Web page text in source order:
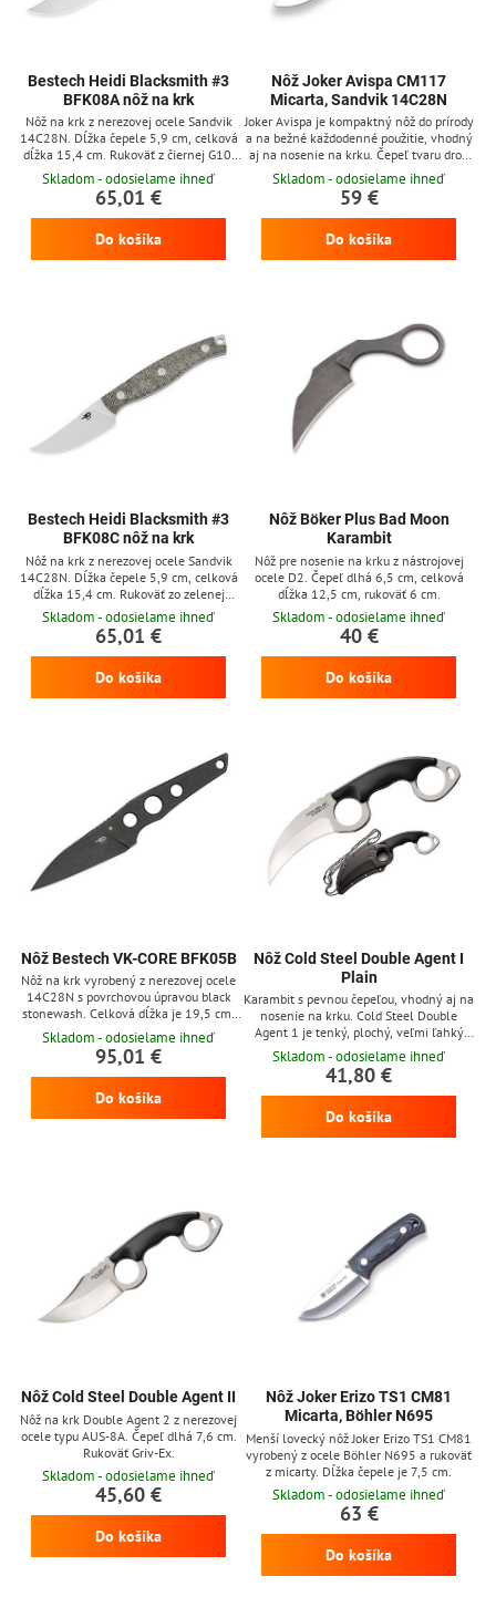
Bestech Heidi Blacksmith #3
BFK08A nôž na krk
Nôž na krk z nerezovej ocele Sandvik
14C28N. Dĺžka čepele 5,9 cm, celková
dĺžka 15,4 cm. Rukoväť z čiernej G10.
Kydexové puzdro.
Skladom - odosielame ihneď
65,01 €
Do košíka
Nôž Joker Avispa CM117
Micarta, Sandvik 14C28N
Joker Avispa je kompaktný nôž do prírody
a na bežné každodenné použitie, vhodný
aj na nosenie na krku. Čepeľ tvaru drop
point je vyrobená z nerezovej ocele
Sandvik 14C28N, dĺžky 8 cm a má
matnú povrchovú úpravu. Rukoväť z
čierno - žltej micarty je ergonomicky
tvarovaná a naozaj veľmi dobre padne do
Skladom - odosielame ihneď
59 €
Do košíka
Bestech Heidi Blacksmith #3
BFK08C nôž na krk
Nôž na krk z nerezovej ocele Sandvik
14C28N. Dĺžka čepele 5,9 cm, celková
dĺžka 15,4 cm. Rukoväť zo zelenej
canvas micarty. Kydexové puzdro.
Skladom - odosielame ihneď
65,01 €
Do košíka
Nôž Böker Plus Bad Moon
Karambit
Nôž pre nosenie na krku z nástrojovej
ocele D2. Čepeľ dlhá 6,5 cm, celková
dĺžka 12,5 cm, rukoväť 6 cm.
Skladom - odosielame ihneď
40 €
Do košíka
Nôž Bestech VK-CORE BFK05B
Nôž na krk vyrobený z nerezovej ocele
14C28N s povrchovou úpravou black
stonewash. Celková dĺžka je 19,5 cm,
dĺžka samotnej čepele 8,1 cm. Súčasťou
balenia je kydexové puzdro.
Skladom - odosielame ihneď
95,01 €
Do košíka
Nôž Cold Steel Double Agent I
Plain
Karambit s pevnou čepeľou, vhodný aj na
nosenie na krku. Cold Steel Double
Agent 1 je tenký, plochý, veľmi ľahký
nôž, komfortný na nosenie. Čepeľ z
japonskej nerezovej ocele AUS-8 dĺžky
7,6 cm s matnou povrchovou úpravou a
plochým výbrusom. Rukoväť z polyméru
Griv-ex s dvomi kruhmi na prsty, ktoré
Skladom - odosielame ihneď
41,80 €
Do košíka
Nôž Cold Steel Double Agent II
Nôž na krk Double Agent 2 z nerezovej
ocele typu AUS-8A. Čepeľ dlhá 7,6 cm.
Rukoväť Griv-Ex.
Skladom - odosielame ihneď
45,60 €
Do košíka
Nôž Joker Erizo TS1 CM81
Micarta, Böhler N695
Menší lovecký nôž Joker Erizo TS1 CM81
vyrobený z ocele Böhler N695 a rukoväť
z micarty. Dĺžka čepele je 7,5 cm.
Skladom - odosielame ihneď
63 €
Do košíka